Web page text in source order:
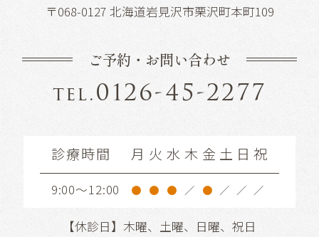
〒068-0127 北海道岩見沢市栗沢町本町109
ご予約・お問い合わせ
tel.0126-45-2277
診療時間 月 火 水 木 金 土 日 祝
9:00～12:00 ● ● ● ／ ● ／ ／ ／
【休診日】木曜、土曜、日曜、祝日